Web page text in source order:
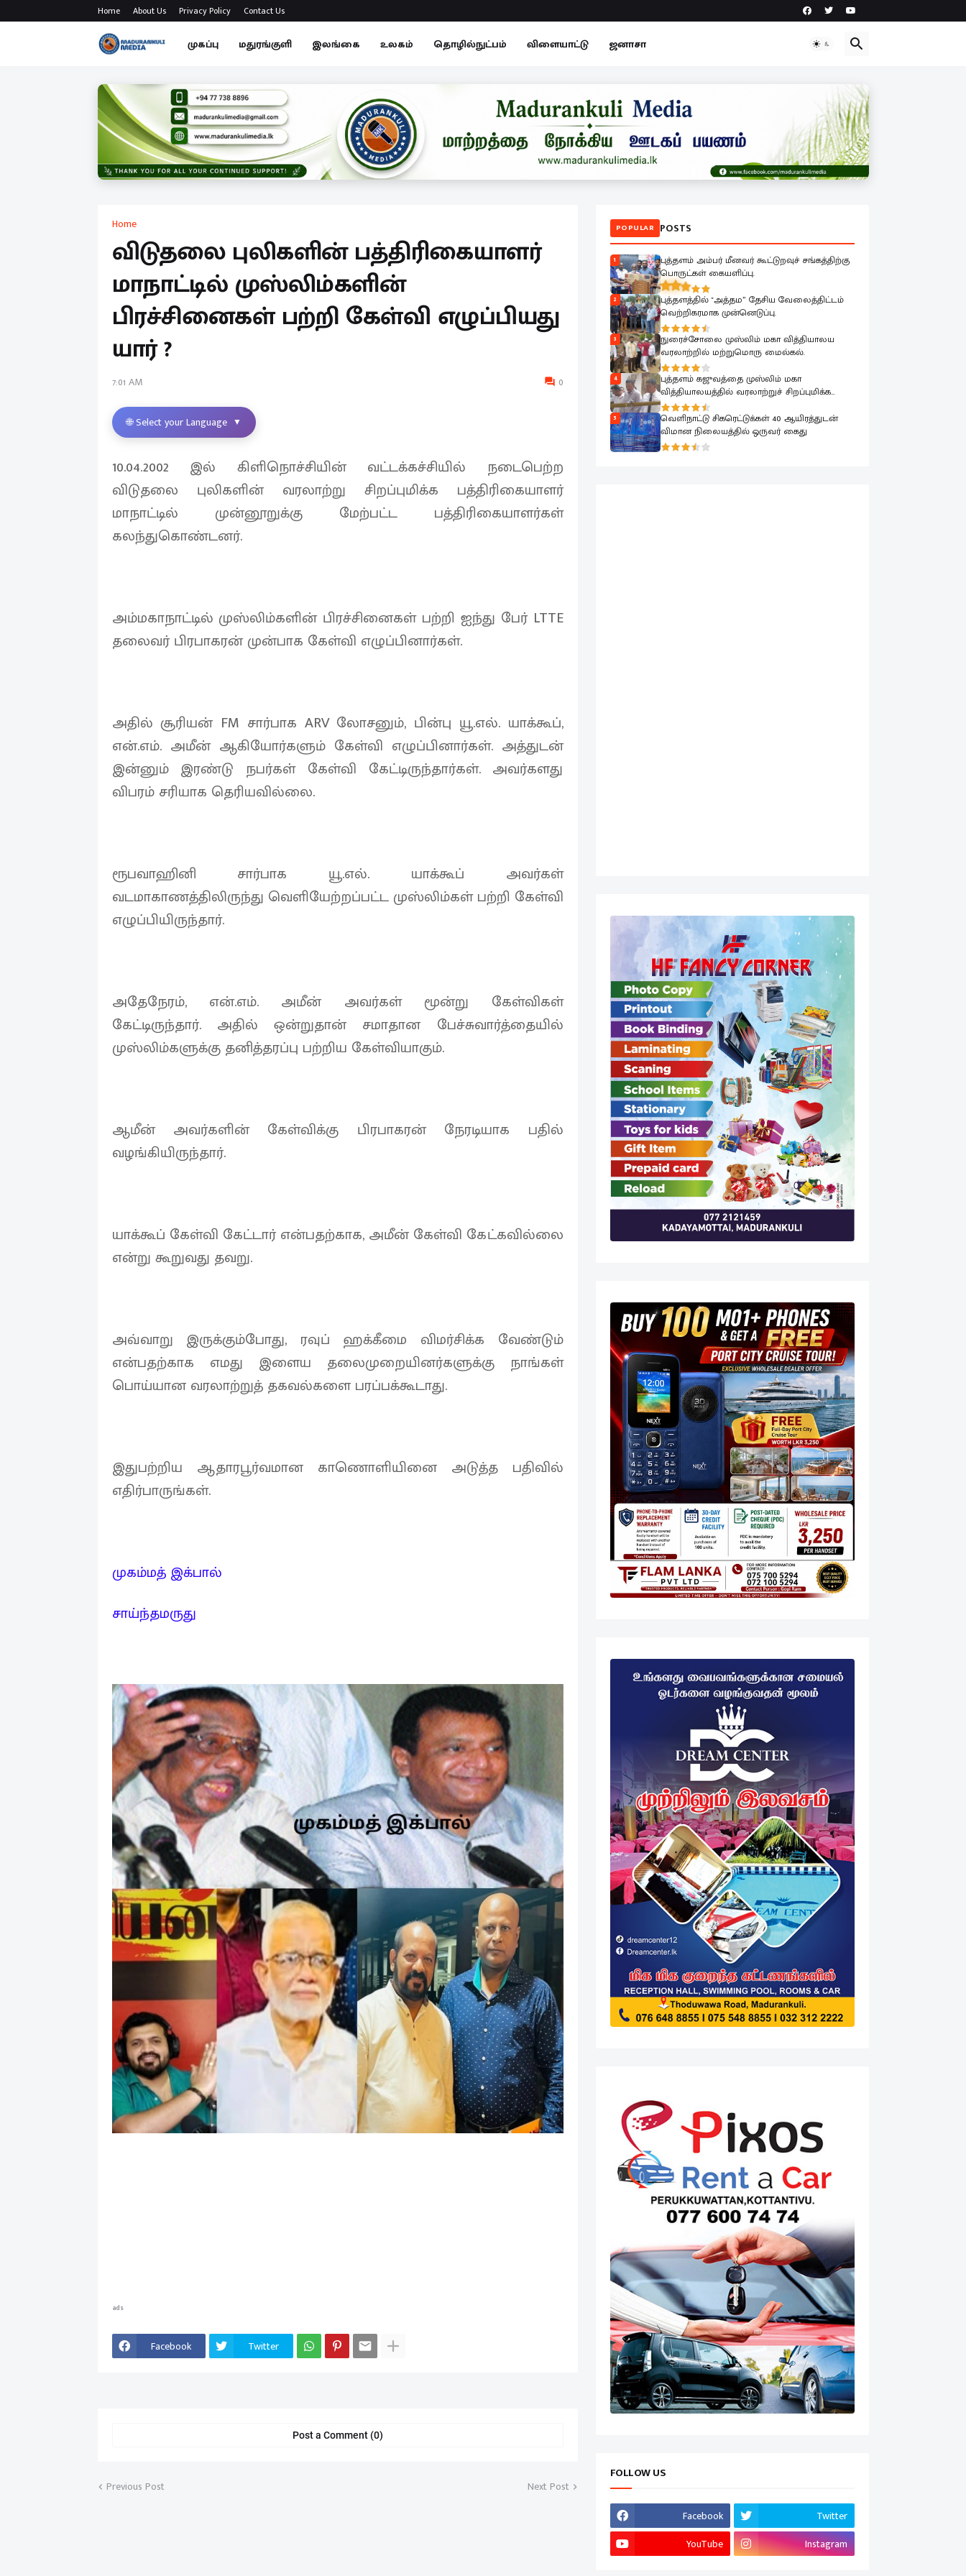
Home About Us Privacy Policy Contact Us
முகப்பு மதுரங்குளி இலங்கை உலகம் தொழில்நுட்பம் விளையாட்டு ஜனாசா
Home
விடுதலை புலிகளின் பத்திரிகையாளர்
மாநாட்டில் முஸ்லிம்களின்
பிரச்சினைகள் பற்றி கேள்வி எழுப்பியது
யார் ?
7:01 AM 0
🌐 Select your Language ▼
10.04.2002 இல் கிளிநொச்சியின் வட்டக்கச்சியில் நடைபெற்ற
விடுதலை புலிகளின் வரலாற்று சிறப்புமிக்க பத்திரிகையாளர்
மாநாட்டில் முன்னூறுக்கு மேற்பட்ட பத்திரிகையாளர்கள்
கலந்துகொண்டனர்.
அம்மகாநாட்டில் முஸ்லிம்களின் பிரச்சினைகள் பற்றி ஐந்து பேர் LTTE
தலைவர் பிரபாகரன் முன்பாக கேள்வி எழுப்பினார்கள்.
அதில் சூரியன் FM சார்பாக ARV லோசனும், பின்பு யூ.எல். யாக்கூப்,
என்.எம். அமீன் ஆகியோர்களும் கேள்வி எழுப்பினார்கள். அத்துடன்
இன்னும் இரண்டு நபர்கள் கேள்வி கேட்டிருந்தார்கள். அவர்களது
விபரம் சரியாக தெரியவில்லை.
ரூபவாஹினி சார்பாக யூ.எல். யாக்கூப் அவர்கள்
வடமாகாணத்திலிருந்து வெளியேற்றப்பட்ட முஸ்லிம்கள் பற்றி கேள்வி
எழுப்பியிருந்தார்.
அதேநேரம், என்.எம். அமீன் அவர்கள் மூன்று கேள்விகள்
கேட்டிருந்தார். அதில் ஒன்றுதான் சமாதான பேச்சுவார்த்தையில்
முஸ்லிம்களுக்கு தனித்தரப்பு பற்றிய கேள்வியாகும்.
ஆமீன் அவர்களின் கேள்விக்கு பிரபாகரன் நேரடியாக பதில்
வழங்கியிருந்தார்.
யாக்கூப் கேள்வி கேட்டார் என்பதற்காக, அமீன் கேள்வி கேட்கவில்லை
என்று கூறுவது தவறு.
அவ்வாறு இருக்கும்போது, ரவுப் ஹக்கீமை விமர்சிக்க வேண்டும்
என்பதற்காக எமது இளைய தலைமுறையினர்களுக்கு நாங்கள்
பொய்யான வரலாற்றுத் தகவல்களை பரப்பக்கூடாது.
இதுபற்றிய ஆதாரபூர்வமான காணொளியினை அடுத்த பதிவில்
எதிர்பாருங்கள்.
முகம்மத் இக்பால்
சாய்ந்தமருது
ads
Facebook Twitter
Post a Comment (0)
Previous Post Next Post
POPULAR POSTS
1
புத்தளம் அம்பர் மீனவர் கூட்டுறவுச் சங்கத்திற்கு
பொருட்கள் கையளிப்பு.
2
புத்தளத்தில் "அத்தம” தேசிய வேலைத்திட்டம்
வெற்றிகரமாக முன்னெடுப்பு.
3
நுரைச்சோலை முஸ்லிம் மகா வித்தியாலய
வரலாற்றில் மற்றுமொரு மைல்கல்.
4
புத்தளம் கஜுவத்தை முஸ்லிம் மகா
வித்தியாலயத்தில் வரலாற்றுச் சிறப்புமிக்க
முப்பெரும் நிகழ்வுகள்.
5
வெளிநாட்டு சிகரெட்டுக்கள் 40 ஆயிரத்துடன்
விமான நிலையத்தில் ஒருவர் கைது
FOLLOW US
Facebook
Twitter
YouTube
Instagram